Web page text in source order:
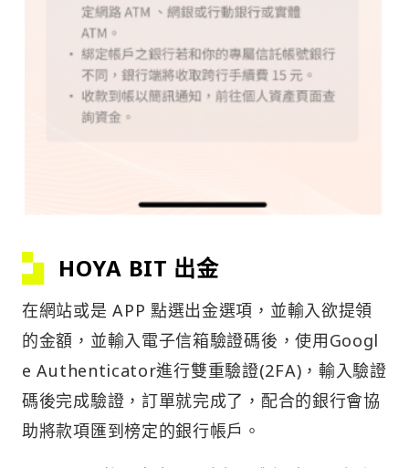
HOYA BIT 出金
在網站或是 APP 點選出金選項，並輸入欲提領
的金額，並輸入電子信箱驗證碼後，使用Googl
e Authenticator進行雙重驗證(2FA)，輸入驗證
碼後完成驗證，訂單就完成了，配合的銀行會協
助將款項匯到榜定的銀行帳戶。